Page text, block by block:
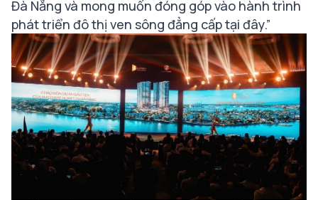
Đà Nẵng và mong muốn đóng góp vào hành trình
phát triển đô thị ven sông đẳng cấp tại đây.”